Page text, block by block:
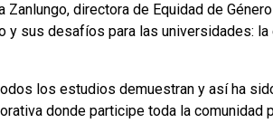
directora de Equidad de
y sus desafíos para las universidades:
los estudios demuestran y así ha
donde participe toda la comunidad